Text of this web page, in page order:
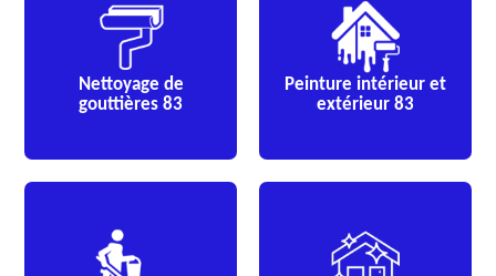
Nettoyage de
gouttières 83
Peinture intérieur et
extérieur 83